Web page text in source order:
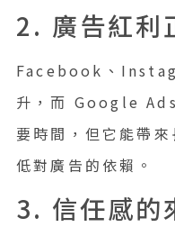
2. 廣告紅利
Facebook、
升，而 Google
要時間，但它能帶
低對廣告的依賴。
3. 信任感的